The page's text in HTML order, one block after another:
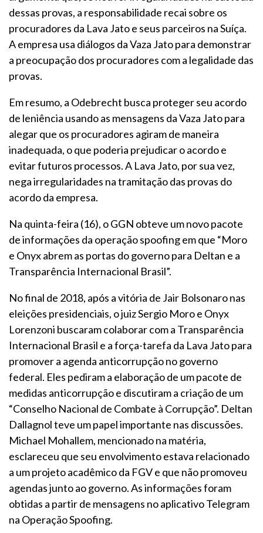
dessas provas, a responsabilidade recai sobre os
procuradores da Lava Jato e seus parceiros na Suíça.
A empresa usa diálogos da Vaza Jato para demonstrar
a preocupação dos procuradores com a legalidade das
provas.
Em resumo, a Odebrecht busca proteger seu acordo
de leniência usando as mensagens da Vaza Jato para
alegar que os procuradores agiram de maneira
inadequada, o que poderia prejudicar o acordo e
evitar futuros processos. A Lava Jato, por sua vez,
nega irregularidades na tramitação das provas do
acordo da empresa.
Na quinta-feira (16), o GGN obteve um novo pacote
de informações da operação spoofing em que “Moro
e Onyx abrem as portas do governo para Deltan e a
Transparência Internacional Brasil”.
No final de 2018, após a vitória de Jair Bolsonaro nas
eleições presidenciais, o juiz Sergio Moro e Onyx
Lorenzoni buscaram colaborar com a Transparência
Internacional Brasil e a força-tarefa da Lava Jato para
promover a agenda anticorrupção no governo
federal. Eles pediram a elaboração de um pacote de
medidas anticorrupção e discutiram a criação de um
“Conselho Nacional de Combate à Corrupção”. Deltan
Dallagnol teve um papel importante nas discussões.
Michael Mohallem, mencionado na matéria,
esclareceu que seu envolvimento estava relacionado
a um projeto acadêmico da FGV e que não promoveu
agendas junto ao governo. As informações foram
obtidas a partir de mensagens no aplicativo Telegram
na Operação Spoofing.